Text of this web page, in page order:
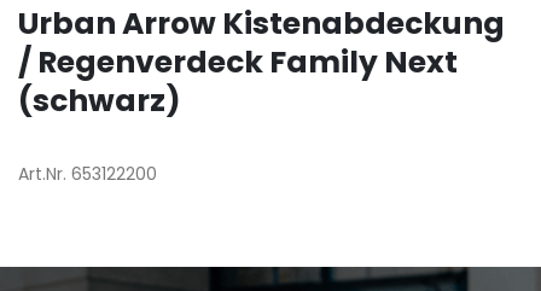
Urban Arrow Kistenabdeckung
/ Regenverdeck Family Next
(schwarz)
Art.Nr. 653122200